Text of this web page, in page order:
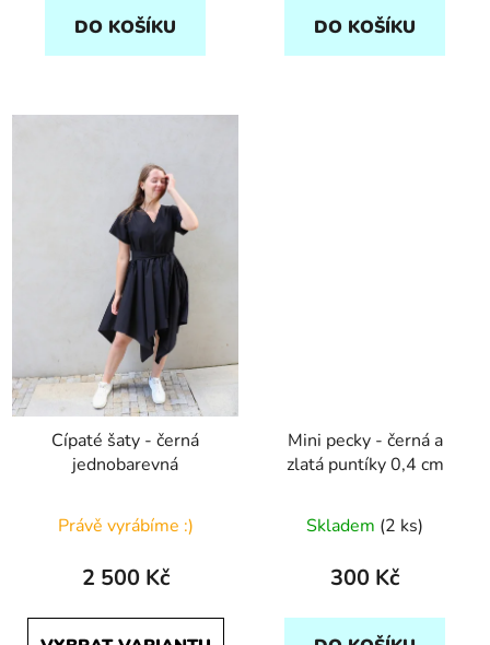
DO KOŠÍKU DO KOŠÍKU
Cípaté šaty - černá
jednobarevná
Právě vyrábíme :)
2 500 Kč
Mini pecky - černá a
zlatá puntíky 0,4 cm
Skladem (2 ks)
300 Kč